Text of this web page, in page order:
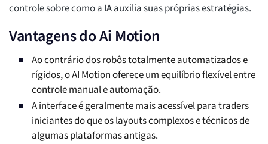
controle sobre como a IA auxilia suas próprias estratégias.
Vantagens do Ai Motion
Ao contrário dos robôs totalmente automatizados e
rígidos, o AI Motion oferece um equilíbrio flexível entre
controle manual e automação.
A interface é geralmente mais acessível para traders
iniciantes do que os layouts complexos e técnicos de
algumas plataformas antigas.